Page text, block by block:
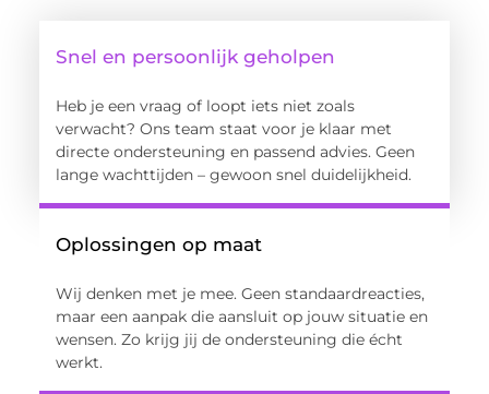
Snel en persoonlijk geholpen
Heb je een vraag of loopt iets niet zoals
verwacht? Ons team staat voor je klaar met
directe ondersteuning en passend advies. Geen
lange wachttijden – gewoon snel duidelijkheid.
Oplossingen op maat
Wij denken met je mee. Geen standaardreacties,
maar een aanpak die aansluit op jouw situatie en
wensen. Zo krijg jij de ondersteuning die écht
werkt.